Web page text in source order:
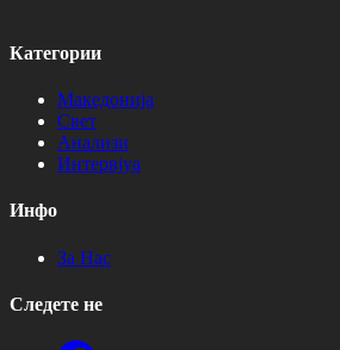
Категории
Македонија
Свет
Анализи
Интервјуа
Инфо
За Нас
Следете не